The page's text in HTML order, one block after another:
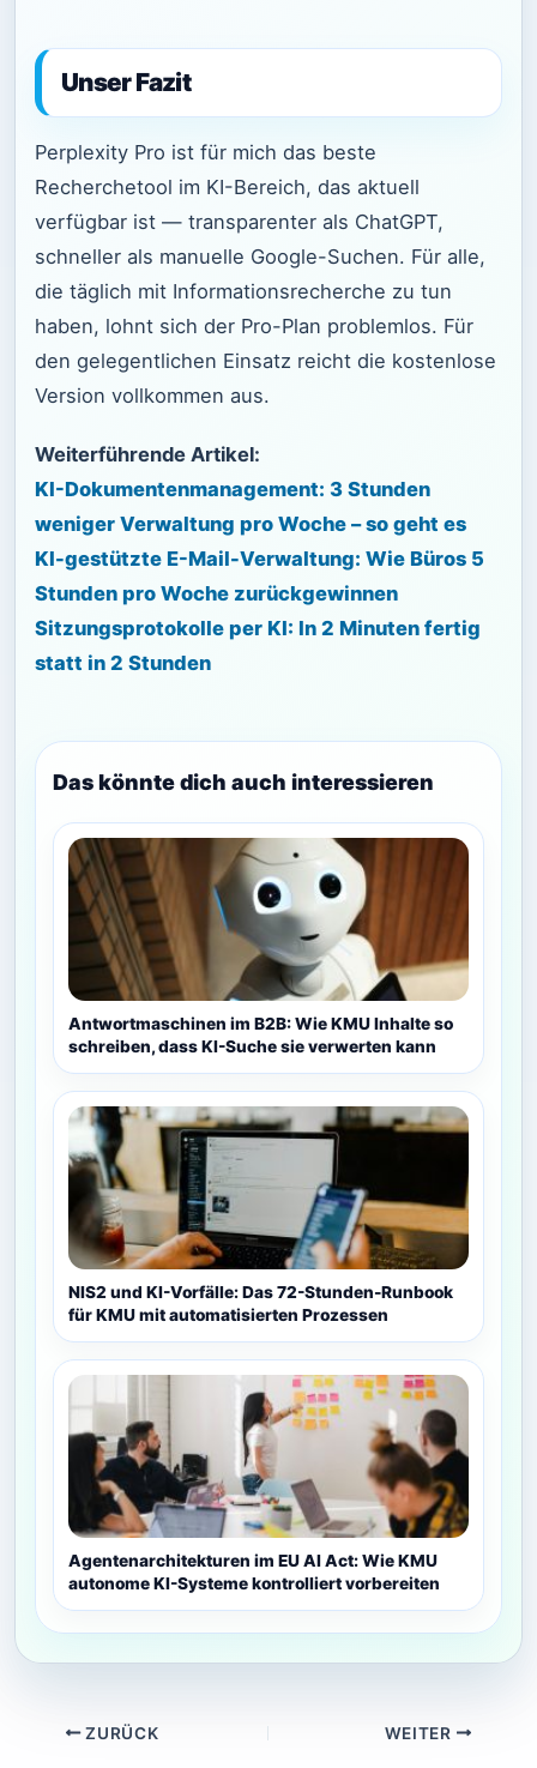
Unser Fazit
Perplexity Pro ist für mich das beste
Recherchetool im KI-Bereich, das aktuell
verfügbar ist — transparenter als ChatGPT,
schneller als manuelle Google-Suchen. Für alle,
die täglich mit Informationsrecherche zu tun
haben, lohnt sich der Pro-Plan problemlos. Für
den gelegentlichen Einsatz reicht die kostenlose
Version vollkommen aus.
Weiterführende Artikel:
KI-Dokumentenmanagement: 3 Stunden
weniger Verwaltung pro Woche – so geht es
KI-gestützte E-Mail-Verwaltung: Wie Büros 5
Stunden pro Woche zurückgewinnen
Sitzungsprotokolle per KI: In 2 Minuten fertig
statt in 2 Stunden
Das könnte dich auch interessieren
Antwortmaschinen im B2B: Wie KMU Inhalte so
schreiben, dass KI-Suche sie verwerten kann
NIS2 und KI-Vorfälle: Das 72-Stunden-Runbook
für KMU mit automatisierten Prozessen
Agentenarchitekturen im EU AI Act: Wie KMU
autonome KI-Systeme kontrolliert vorbereiten
ZURÜCK WEITER